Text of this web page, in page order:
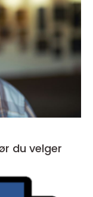
før du velger